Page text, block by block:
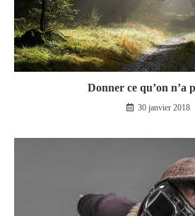
Donner ce qu’on n’a
30 janvier 2018